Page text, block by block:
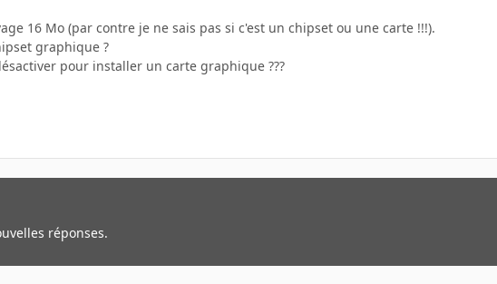
16 Mo (par contre je ne sais pas si c'est un chipset ou une carte !!!).
graphique ?
pour installer un carte graphique ???
réponses.